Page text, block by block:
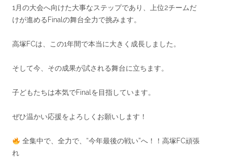
1月の大会へ向けた大事なステップであり、上位2チームだ
けが進めるFinalの舞台全力で挑みます。
高塚FCは、この1年間で本当に大きく成長しました。
そして今、その成果が試される舞台に立ちます。
子どもたちは本気でFinalを目指しています。
ぜひ温かい応援をよろしくお願いします！
全集中で、全力で、“今年最後の戦い”へ！！高塚FC頑張
れ